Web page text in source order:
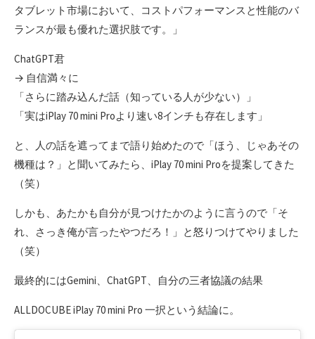
タブレット市場において、コストパフォーマンスと性能のバ
ランスが最も優れた選択肢です。」
ChatGPT君
→ 自信満々に
「さらに踏み込んだ話（知っている人が少ない）」
「実はiPlay 70 mini Proより速い8インチも存在します」
と、人の話を遮ってまで語り始めたので「ほう、じゃあその
機種は？」と聞いてみたら、iPlay 70 mini Proを提案してきた
（笑）
しかも、あたかも自分が見つけたかのように言うので「そ
れ、さっき俺が言ったやつだろ！」と怒りつけてやりました
（笑）
最終的にはGemini、ChatGPT、自分の三者協議の結果
ALLDOCUBE iPlay 70 mini Pro 一択という結論に。